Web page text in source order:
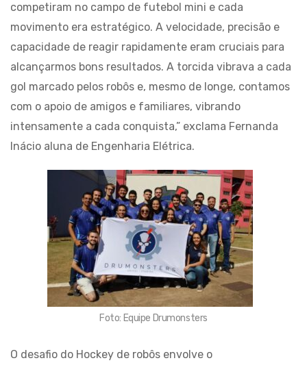
competiram no campo de futebol mini e cada
movimento era estratégico. A velocidade, precisão e
capacidade de reagir rapidamente eram cruciais para
alcançarmos bons resultados. A torcida vibrava a cada
gol marcado pelos robôs e, mesmo de longe, contamos
com o apoio de amigos e familiares, vibrando
intensamente a cada conquista,” exclama Fernanda
Inácio aluna de Engenharia Elétrica.
Foto: Equipe Drumonsters
O desafio do Hockey de robôs envolve o